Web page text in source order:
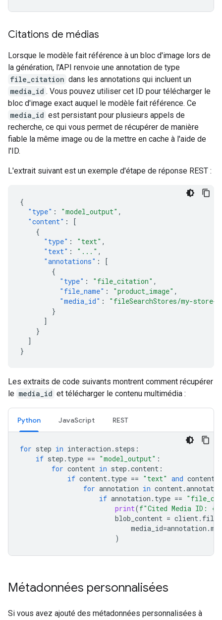
Citations de médias
Lorsque le modèle fait référence à un bloc d'image lors de
la génération, l'API renvoie une annotation de type
file_citation dans les annotations qui incluent un
media_id . Vous pouvez utiliser cet ID pour télécharger le
bloc d'image exact auquel le modèle fait référence. Ce
media_id est persistant pour plusieurs appels de
recherche, ce qui vous permet de récupérer de manière
fiable la même image ou de la mettre en cache à l'aide de
l'ID.
L'extrait suivant est un exemple d'étape de réponse REST :
{
"type" : "model_output" ,
"content" :
[
{
"type" : "text" ,
"text" : "..." ,
"annotations" :
[
{
"type" : "file_citation" ,
"file_name" : "product_image" ,
"media_id" :
"fileSearchStores/my-store-
}
]
}
]
}
Les extraits de code suivants montrent comment récupérer
le media_id et télécharger le contenu multimédia :
Python JavaScript REST
for step in interaction . steps :
if step . type == "model_output" :
for content in step .content :
if content. type == "text" and content
for annotation in content.
if annotation . type ==
print(f"Cited Media ID: {
blob_content = client.
media_id=annotation .
)
Métadonnées personnalisées
Si vous avez ajouté des métadonnées personnalisées à